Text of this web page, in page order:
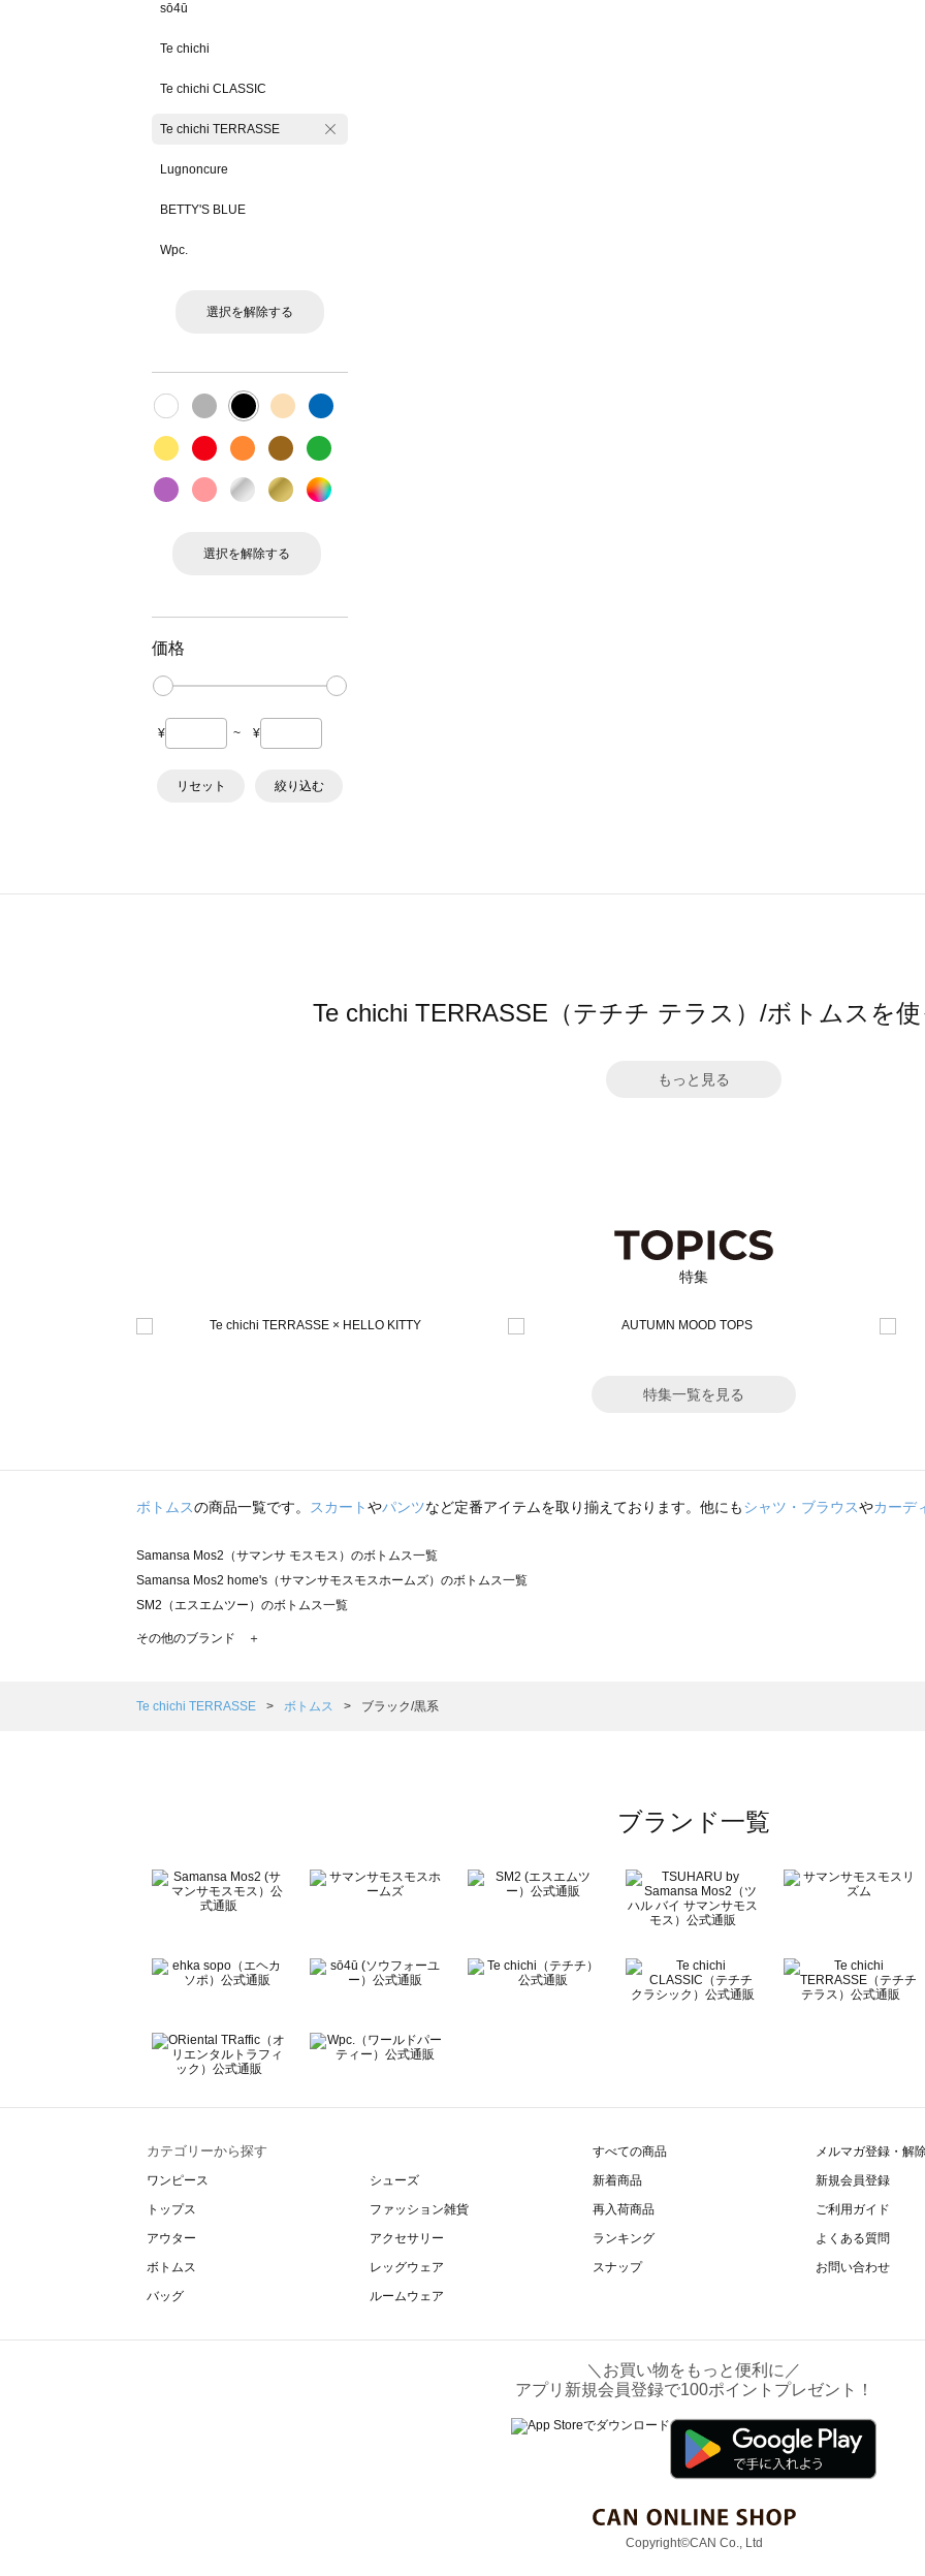
sō4ū
Te chichi
Te chichi CLASSIC
Te chichi TERRASSE
Lugnoncure
BETTY'S BLUE
Wpc.
選択を解除する
選択を解除する
価格
¥ ~ ¥
リセット 絞り込む
Te chichi TERRASSE（テチチ テラス）/ボトムスを
もっと見る
特集
特集一覧を見る
ボトムスの商品一覧です。 スカートやパンツなど定番アイテムを取り揃えております。他にもシャツ・ブラウスやカーデ
Samansa Mos2（サマンサ モスモス）のボトムス一覧
Samansa Mos2 home's（サマンサモスモスホームズ）のボトムス一覧
SM2（エスエムツー）のボトムス一覧
TSUHARU by Samansa Mos2（ツハルバイサマンサモスモス）のボトムス一覧
Samansa Mos2 Lagom（サマンサモスモス ラーゴム）のボトムス一覧
BETTY'S BLUE（べティーズブルー）のボトムス一覧
Wpc.（ワールドパーティー）のボトムス一覧
その他のブランド ＋
Te chichi TERRASSE ボトムス ブラック/黒系
ブランド一覧
カテゴリーから探す
ワンピース
トップス
アウター
ボトムス
バッグ
シューズ
ファッション雑貨
アクセサリー
レッグウェア
ルームウェア
すべての商品
新着商品
再入荷商品
ランキング
スナップ
メルマガ登録・解
新規会員登録
ご利用ガイド
よくある質問
お問い合わせ
＼お買い物をもっと便利に／
アプリ新規会員登録で100ポイントプレゼント！
Copyright©CAN Co., Ltd